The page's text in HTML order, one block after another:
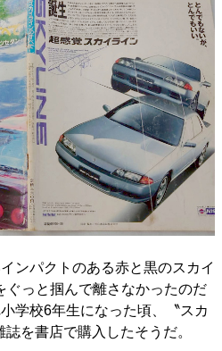
ンパクトのある赤と黒のスカイ
ぐっと掴んで離さなかったのだ
学校6年生になった頃、〝スカ
を書店で購入したそうだ。